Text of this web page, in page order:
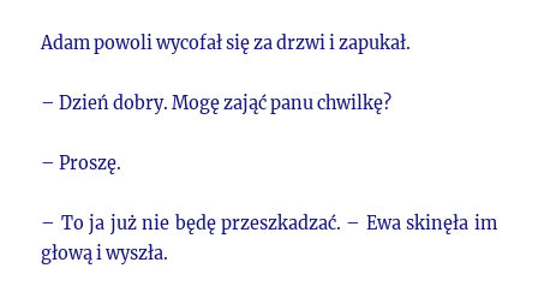
Adam powoli wycofał się za drzwi i zapukał.
– Dzień dobry. Mogę zająć panu chwilkę?
– Proszę.
– To ja już nie będę przeszkadzać. – Ewa skinęła im
głową i wyszła.